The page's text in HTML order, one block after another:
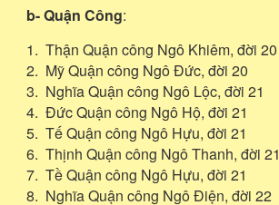
b- Quận Công:
1. Thận Quận công Ngô Khiêm, đời 20
2. Mỹ Quận công Ngô Đức, đời 20
3. Nghĩa Quận công Ngô Lộc, đời 21
4. Đức Quận công Ngô Hộ, đời 21
5. Tế Quận công Ngô Hựu, đời 21
6. Thịnh Quận công Ngô Thanh, đời 21
7. Tề Quận công Ngô Hựu, đời 21
8. Nghĩa Quận công Ngô Điện, đời 22